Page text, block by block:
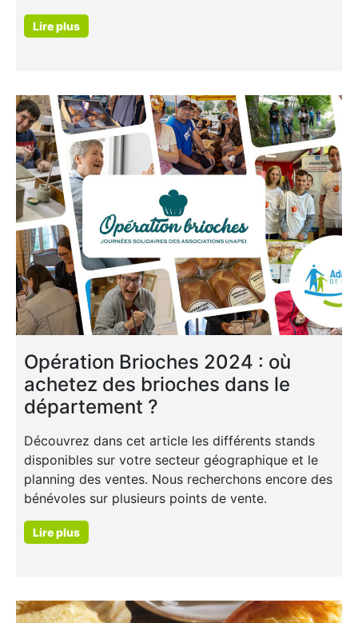
Lire plus
Opération Brioches 2024 : où
achetez des brioches dans le
département ?
Découvrez dans cet article les différents stands
disponibles sur votre secteur géographique et le
planning des ventes. Nous recherchons encore des
bénévoles sur plusieurs points de vente.
Lire plus